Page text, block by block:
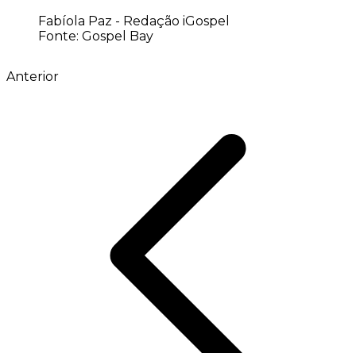
Fabíola Paz - Redação iGospel
Fonte: Gospel Bay
Anterior